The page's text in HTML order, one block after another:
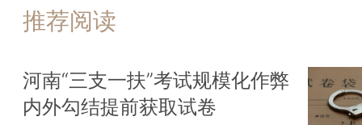
推荐阅读
河南“三支一扶”考试规模化作弊
内外勾结提前获取试卷